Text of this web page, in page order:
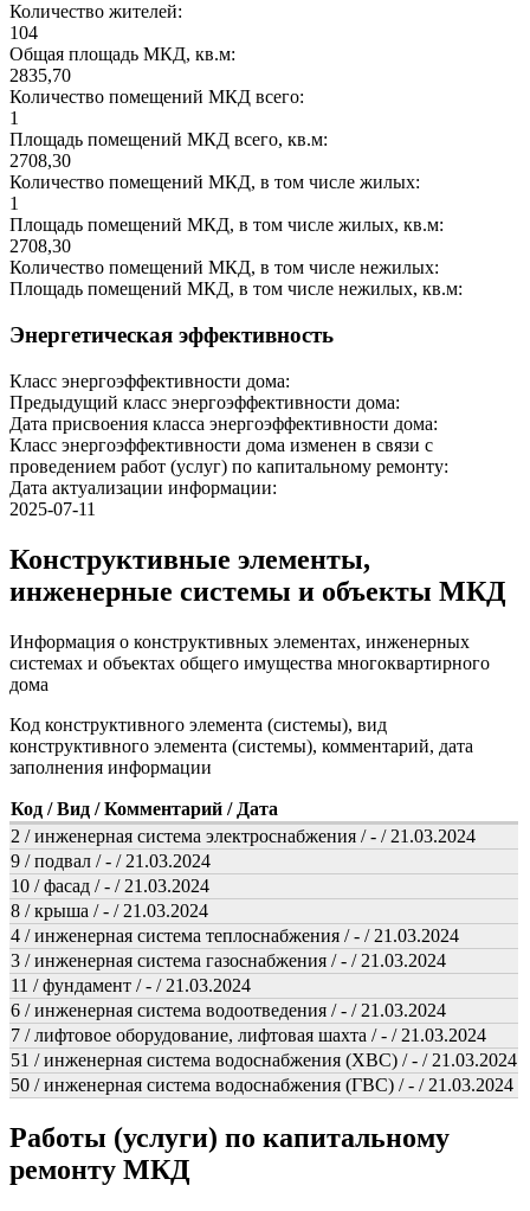
Количество жителей:
104
Общая площадь МКД, кв.м:
2835,70
Количество помещений МКД всего:
1
Площадь помещений МКД всего, кв.м:
2708,30
Количество помещений МКД, в том числе жилых:
1
Площадь помещений МКД, в том числе жилых, кв.м:
2708,30
Количество помещений МКД, в том числе нежилых:
Площадь помещений МКД, в том числе нежилых, кв.м:
Энергетическая эффективность
Класс энергоэффективности дома:
Предыдущий класс энергоэффективности дома:
Дата присвоения класса энергоэффективности дома:
Класс энергоэффективности дома изменен в связи с
проведением работ (услуг) по капитальному ремонту:
Дата актуализации информации:
2025-07-11
Конструктивные элементы,
инженерные системы и объекты МКД
Информация о конструктивных элементах, инженерных
системах и объектах общего имущества многоквартирного
дома
Код конструктивного элемента (системы), вид
конструктивного элемента (системы), комментарий, дата
заполнения информации
Код / Вид / Комментарий / Дата
2 / инженерная система электроснабжения / - / 21.03.2024
9 / подвал / - / 21.03.2024
10 / фасад / - / 21.03.2024
8 / крыша / - / 21.03.2024
4 / инженерная система теплоснабжения / - / 21.03.2024
3 / инженерная система газоснабжения / - / 21.03.2024
11 / фундамент / - / 21.03.2024
6 / инженерная система водоотведения / - / 21.03.2024
7 / лифтовое оборудование, лифтовая шахта / - / 21.03.2024
51 / инженерная система водоснабжения (ХВС) / - / 21.03.2024
50 / инженерная система водоснабжения (ГВС) / - / 21.03.2024
Работы (услуги) по капитальному
ремонту МКД